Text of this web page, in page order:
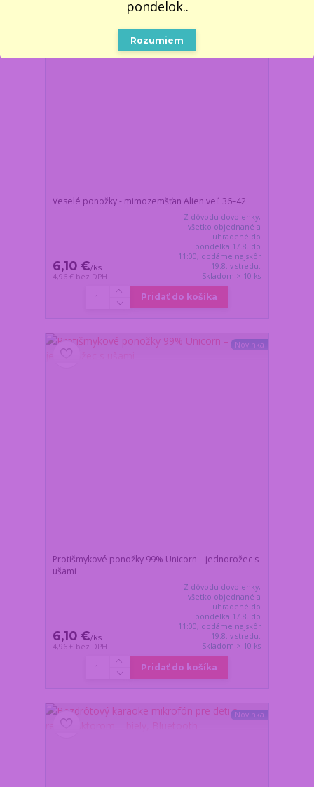
Veselé ponožky - mimozemšťan Alien veľ. 36–42
6,10 €/ks
4,96 € bez DPH
Z dôvodu dovolenky,
všetko objednané a
uhradené do
pondelka 17.8. do
11:00, dodáme najskôr
19.8. v stredu.
Skladom > 10 ks
Pridať do košíka
Novinka
Protišmykové ponožky 99% Unicorn – jednorožec s
ušami
6,10 €/ks
4,96 € bez DPH
Z dôvodu dovolenky,
všetko objednané a
uhradené do
pondelka 17.8. do
11:00, dodáme najskôr
19.8. v stredu.
Skladom > 10 ks
Pridať do košíka
Novinka
pondelok..
Rozumiem